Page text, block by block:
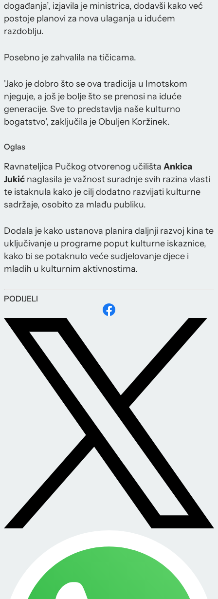
događanja’, izjavila je ministrica, dodavši kako već
postoje planovi za nova ulaganja u idućem
razdoblju.
Posebno je zahvalila na tičicama.
'Jako je dobro što se ova tradicija u Imotskom
njeguje, a još je bolje što se prenosi na iduće
generacije. Sve to predstavlja naše kulturno
bogatstvo', zaključila je Obuljen Koržinek.
Oglas
Ravnateljica Pučkog otvorenog učilišta Ankica
Jukić naglasila je važnost suradnje svih razina vlasti
te istaknula kako je cilj dodatno razvijati kulturne
sadržaje, osobito za mlađu publiku.
Dodala je kako ustanova planira daljnji razvoj kina te
uključivanje u programe poput kulturne iskaznice,
kako bi se potaknulo veće sudjelovanje djece i
mladih u kulturnim aktivnostima.
PODIJELI